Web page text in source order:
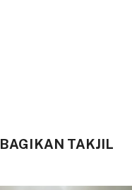
BAGIKAN TAKJIL